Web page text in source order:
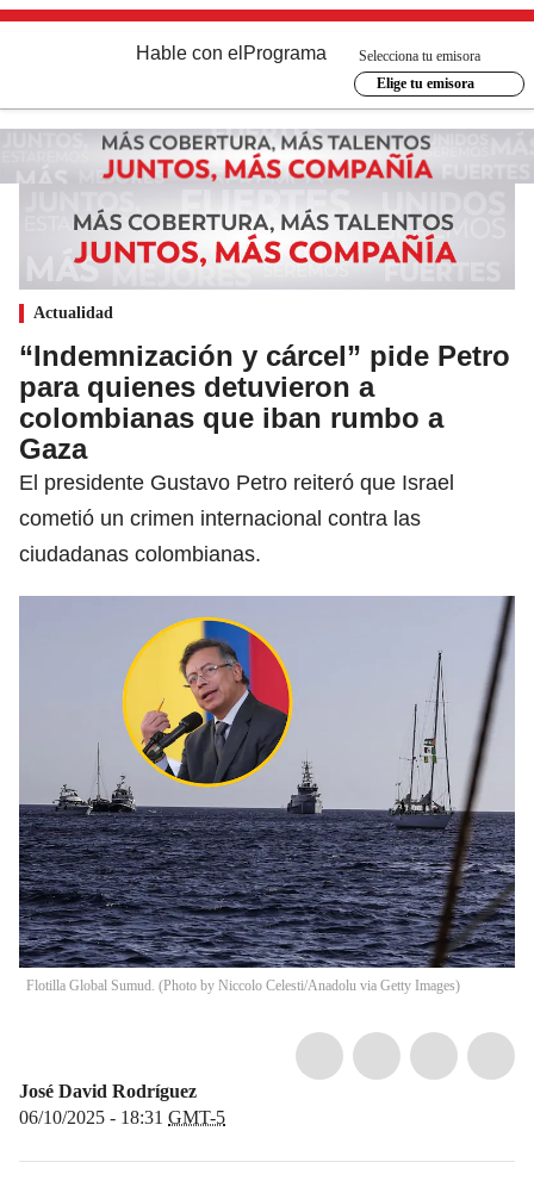
Hable con el Programa
Selecciona tu emisora
Elige tu emisora
Actualidad
“Indemnización y cárcel” pide Petro
para quienes detuvieron a
colombianas que iban rumbo a
Gaza
El presidente Gustavo Petro reiteró que Israel
cometió un crimen internacional contra las
ciudadanas colombianas.
Flotilla Global Sumud. (Photo by Niccolo Celesti/Anadolu via Getty Images)
José David Rodríguez
06/10/2025 - 18:31 GMT-5